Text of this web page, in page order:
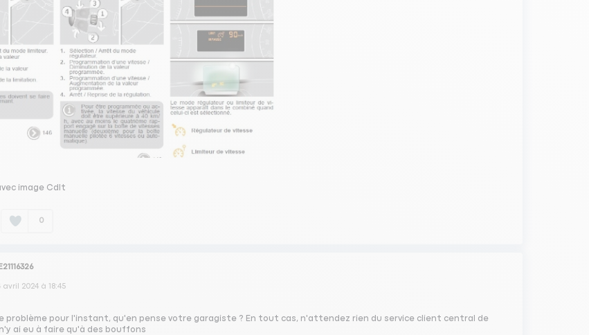
image Cdlt
0
avril 2024 à 18:45
problème pour l'instant, qu'en pense votre garagiste ? En tout cas, n'attendez rien du service client central de
ai eu à faire qu'à des bouffons